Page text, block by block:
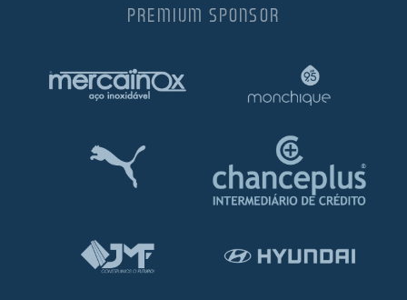
PREMIUM SPONSOR